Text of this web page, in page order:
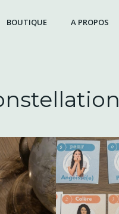
BOUTIQUE A PROPOS